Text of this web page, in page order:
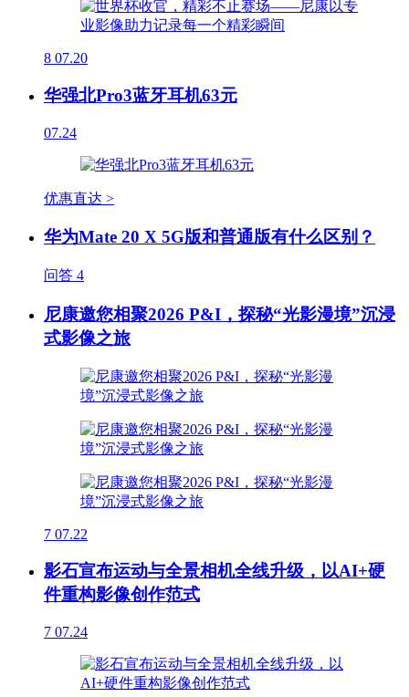
8 07.20
华强北Pro3蓝牙耳机63元
07.24
优惠直达 >
华为Mate 20 X 5G版和普通版有什么区别？
问答 4
尼康邀您相聚2026 P&I，探秘“光影漫境”沉浸
式影像之旅
7 07.22
影石宣布运动与全景相机全线升级，以AI+硬
件重构影像创作范式
7 07.24